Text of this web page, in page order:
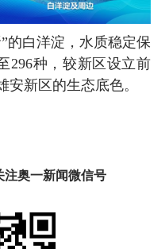
的白洋淀，水质稳定保
296种，较新区设立前
新区的生态底色。
奥一新闻微信号